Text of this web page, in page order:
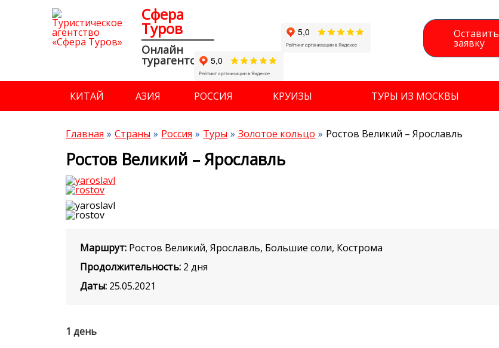
Сфера
Туров
Онлайн
турагентство
Оставить
заявку
КИТАЙ АЗИЯ РОССИЯ КРУИЗЫ ТУРЫ ИЗ МОСКВЫ
Главная Страны Россия Туры Золотое кольцо Ростов Великий – Ярославль
Ростов Великий – Ярославль
Маршрут: Ростов Великий, Ярославль, Большие соли, Кострома
Продолжительность: 2 дня
Даты: 25.05.2021
1 день